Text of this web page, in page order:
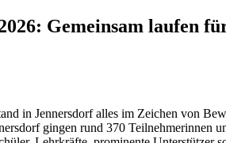
Gemeinsam laufen
in Jennersdorf alles im Zeichen von
gingen rund 370 Teilnehmerinnen